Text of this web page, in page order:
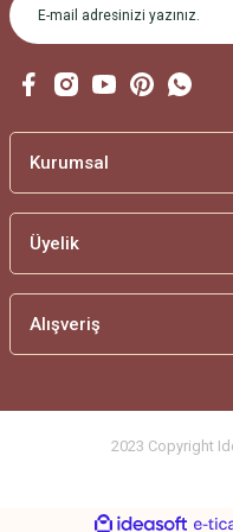
Kurumsal
Üyelik
Alışveriş
2023 Copyright
ideasoft